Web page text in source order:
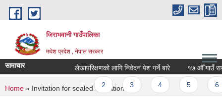
Skip to main content
जिराभवानी गाउँपालिका
मधेश प्रदेश , नेपाल सरकार
सामाचार लेखापरिक्षणको लागि निवेदन पेश गर्ने बारे १७ औँ गाउँ सभा
Pages
2
You are here
Home » Invitation for sealed quotation